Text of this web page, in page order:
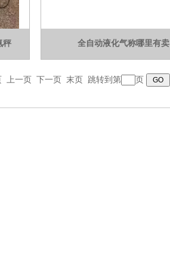
秤 全自动液化气称哪里有卖
上一页 下一页 末页 跳转到第 页